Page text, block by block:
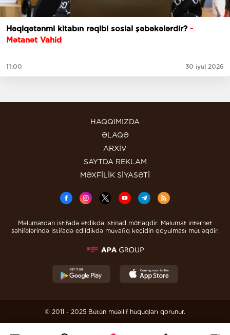
Həqiqətənmi kitabın rəqibi sosial şəbəkələrdir? -
Mətanət Vahid
11:00 30 iyul 2026
HAQQIMIZDA
ƏLAQƏ
ARXİV
SAYTDA REKLAM
MƏXFİLİK SİYASƏTİ
Məlumatdan istifadə etdikdə istinad mütləqdir. Məlumat internet
səhifələrində istifadə edildikdə müvafiq keçidin qoyulması mütləqdir.
© 2011 - 2025 Bütün müəllif hüquqları qorunur.